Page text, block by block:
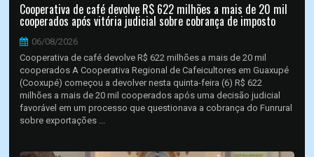
Cooperativa de café devolve R$ 622 milhões a mais de 20 mil
cooperados após vitória judicial sobre cobrança de imposto
06/08/2026
Cooperativa de café devolve R$ 622 milhões a mais de 20 mil
cooperados A Cooperativa Regional de Cafeicultores em Guaxupé
(Cooxupé) começou a devolver nesta quinta-feira (6) R$ 622
milhões a mais de 20 mil cooperados após uma decisão judicial
favorável em um processo que questionava a cobrança do Funrural
sobre exportações ...